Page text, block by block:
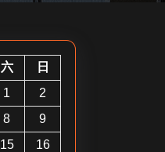
六
日
1
2
8
9
15
16